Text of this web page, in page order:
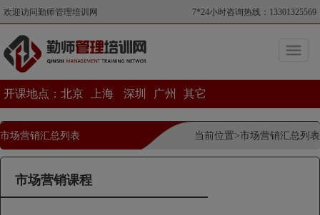
欢迎访问勤师管理培训网 7*24小时咨询热线：13301325569
开课地点： 北京 上海 深圳 广州 其它
市场营销汇总列表 当前位置>市场营销汇总列表
市场营销课程